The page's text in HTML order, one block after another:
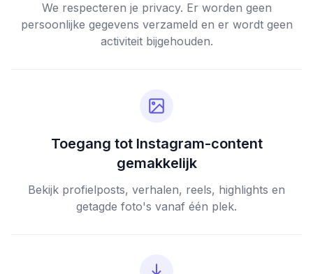
We respecteren je privacy. Er worden geen
persoonlijke gegevens verzameld en er wordt geen
activiteit bijgehouden.
Toegang tot Instagram-content
gemakkelijk
Bekijk profielposts, verhalen, reels, highlights en
getagde foto's vanaf één plek.